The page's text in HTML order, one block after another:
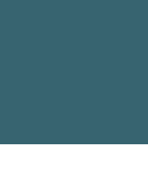
Frauen und Jugend